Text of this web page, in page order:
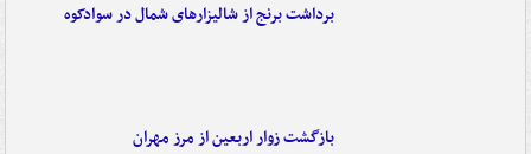
برداشت برنج از شالیزارهای شمال در سوادکوه
بازگشت زوار اربعین از مرز مهران